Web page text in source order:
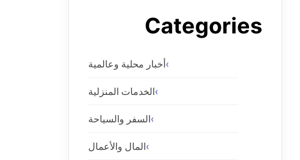
Categories
أخبار محلية وعالمية
الخدمات المنزلية
السفر والسياحة
المال والأعمال